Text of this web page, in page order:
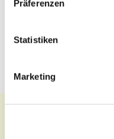
Präferenzen
Statistiken
Marketing